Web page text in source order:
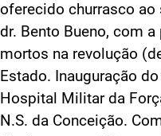
oferecido churrasco ao
dr. Bento Bueno, com
mortos na revolução
Estado. Inauguração
Hospital Militar da
N.S. da Conceição.